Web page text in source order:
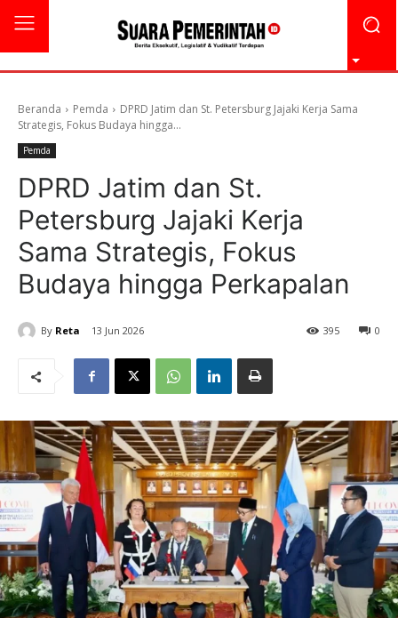
Beranda Pemda
DPRD Jatim dan St. Petersburg Jajaki Kerja Sama
Strategis, Fokus Budaya hingga...
Pemda
DPRD Jatim dan St.
Petersburg Jajaki Kerja
Sama Strategis, Fokus
Budaya hingga Perkapalan
By Reta 13 Jun 2026 0
395